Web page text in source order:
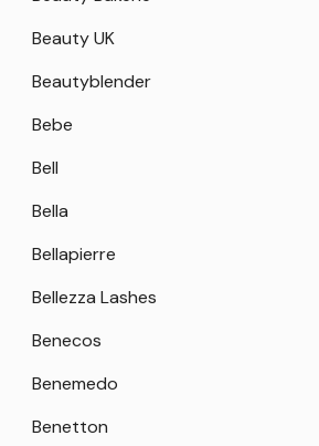
Beauty UK
Beautyblender
Bebe
Bell
Bella
Bellapierre
Bellezza Lashes
Benecos
Benemedo
Benetton